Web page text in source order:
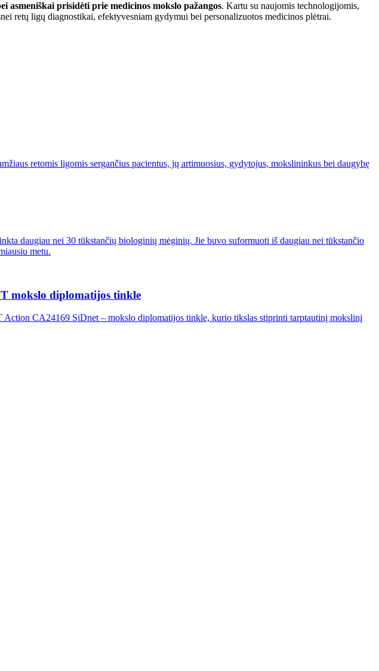
prisidėti prie medicinos mokslo pažangos. Kartu su naujomis technologijomis,
retų ligų diagnostikai, efektyvesniam gydymui bei personalizuotos medicinos plėtrai.
retomis ligomis sergančius pacientus, jų artimuosius, gydytojus, mokslininkus bei daugybę
daugiau nei 30 tūkstančių biologinių mėginių. Jie buvo suformuoti iš daugiau nei tūkstančio
metu.
mokslo diplomatijos tinkle
CA24169 SiDnet – mokslo diplomatijos tinkle, kurio tikslas stiprinti tarptautinį mokslinį